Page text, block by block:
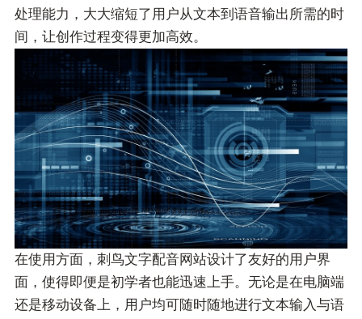
处理能力，大大缩短了用户从文本到语音输出所需的时
间，让创作过程变得更加高效。
在使用方面，刺鸟文字配音网站设计了友好的用户界
面，使得即便是初学者也能迅速上手。无论是在电脑端
还是移动设备上，用户均可随时随地进行文本输入与语